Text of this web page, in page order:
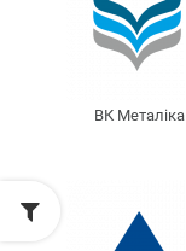
ВК Металіка